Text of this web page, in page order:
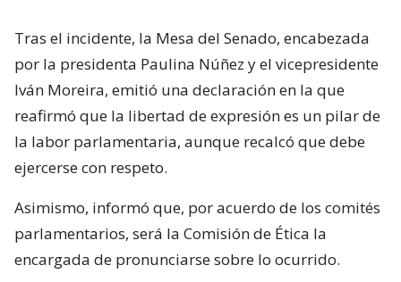
Tras el incidente, la Mesa del Senado, encabezada
por la presidenta Paulina Núñez y el vicepresidente
Iván Moreira, emitió una declaración en la que
reafirmó que la libertad de expresión es un pilar de
la labor parlamentaria, aunque recalcó que debe
ejercerse con respeto.
Asimismo, informó que, por acuerdo de los comités
parlamentarios, será la Comisión de Ética la
encargada de pronunciarse sobre lo ocurrido.